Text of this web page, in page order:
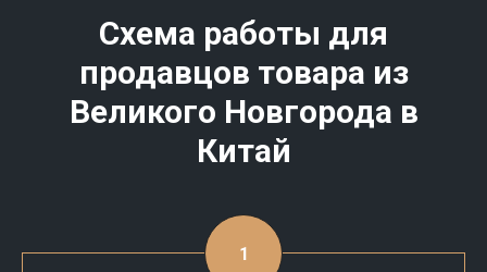
Схема работы для
продавцов товара из
Великого Новгорода в
Китай